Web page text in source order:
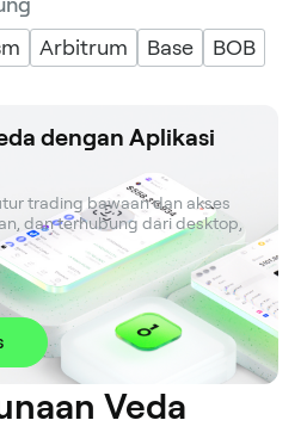
Arbitrum Base
BOB
dengan Aplikasi
trading bawaan dan akses
dan terhubung dari desktop,
Veda